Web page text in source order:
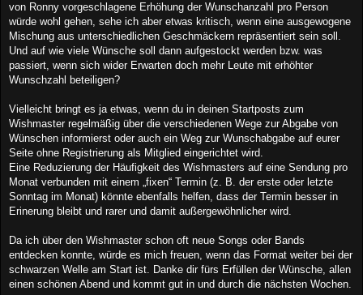
von Ronny vorgeschlagene Erhöhung der Wunschanzahl pro Person
würde wohl gehen, sehe ich aber etwas kritisch, wenn eine ausgewogene
Mischung aus unterschiedlichen Geschmäckern repräsentiert sein soll.
Und auf wie viele Wünsche soll dann aufgestockt werden bzw. was
passiert, wenn sich wider Erwarten doch mehr Leute mit erhöhter
Wunschzahl beteiligen?
Vielleicht bringt es ja etwas, wenn du in deinen Startposts zum
Wishmaster regelmäßig über die verschiedenen Wege zur Abgabe von
Wünschen informierst oder auch ein Weg zur Wunschabgabe auf eurer
Seite ohne Registrierung als Mitglied eingerichtet wird.
Eine Reduzierung der Häufigkeit des Wishmasters auf eine Sendung pro
Monat verbunden mit einem „fixen“ Termin (z. B. der erste oder letzte
Sonntag im Monat) könnte ebenfalls helfen, dass der Termin besser in
Erinerung bleibt und rarer und damit außergewöhnlicher wird.
Da ich über den Wishmaster schon oft neue Songs oder Bands
entdecken konnte, würde es mich freuen, wenn das Format weiter bei der
schwarzen Welle am Start ist. Danke dir fürs Erfüllen der Wünsche, allen
einen schönen Abend und kommt gut in und durch die nächsten Wochen.